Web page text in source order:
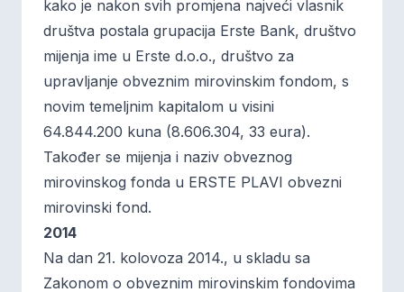
kako je nakon svih promjena najveći vlasnik
društva postala grupacija Erste Bank, društvo
mijenja ime u Erste d.o.o., društvo za
upravljanje obveznim mirovinskim fondom, s
novim temeljnim kapitalom u visini
64.844.200 kuna (8.606.304, 33 eura).
Također se mijenja i naziv obveznog
mirovinskog fonda u ERSTE PLAVI obvezni
mirovinski fond.
2014
Na dan 21. kolovoza 2014., u skladu sa
Zakonom o obveznim mirovinskim fondovima